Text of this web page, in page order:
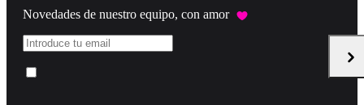
Novedades de nuestro equipo, con amor